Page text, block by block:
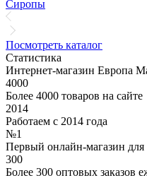
Сиропы
Посмотреть каталог
Статистика
Интернет-магазин Европа
4000
Более 4000 товаров на сайте
2014
Работаем с 2014 года
№1
Первый онлайн-магазин для
300
Более 300 оптовых заказов